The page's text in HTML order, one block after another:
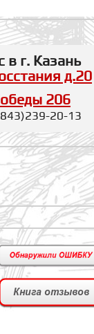
в г. Казань
д.20
206
20-13